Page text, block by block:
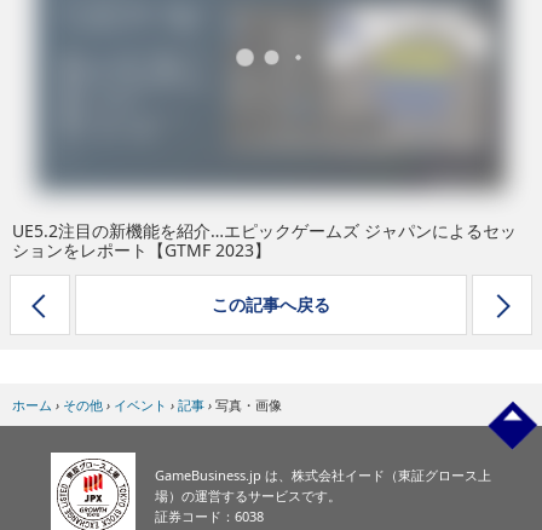
UE5.2注目の新機能を紹介…エピックゲームズ ジャパンによるセッ
ションをレポート【GTMF 2023】
この記事へ戻る
ホーム › その他 › イベント › 記事 › 写真・画像
GameBusiness.jp は、株式会社イード（東証グロース上
場）の運営するサービスです。
証券コード：6038